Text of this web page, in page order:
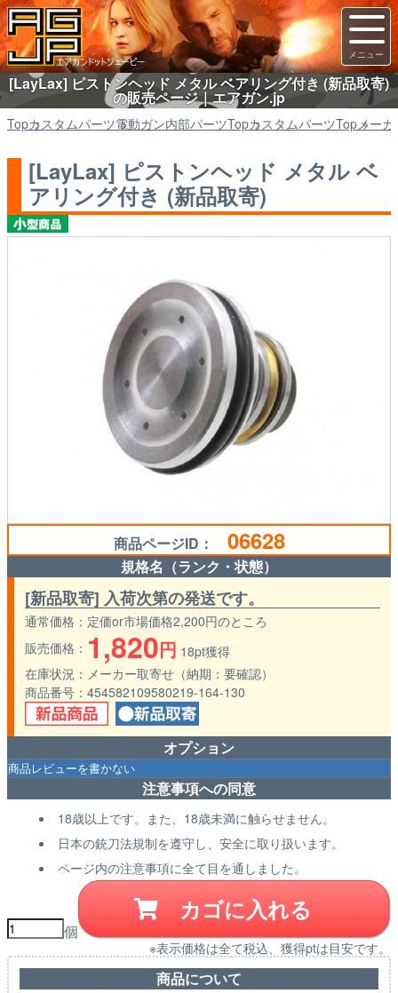
[LayLax] ピストンヘッド メタル ベアリング付き (新品取寄)
の販売ページ｜エアガン.jp
Topカスタムパーツ電動ガン内部パーツTopカスタムパーツTopメー
[LayLax] ピストンヘッド メタル ベ
アリング付き (新品取寄)
商品ページID： 06628
規格名（ランク・状態）
[新品取寄] 入荷次第の発送です。
通常価格
定価or市場価格2,200円のところ
販売価格
1,820円 18pt獲得
在庫状況
メーカー取寄せ（納期：要確認）
商品番号
454582109580219-164-130
オプション
注意事項への同意
18歳以上です。また、18歳未満に触らせません。
日本の銃刀法規制を遵守し、安全に取り扱います。
ページ内の注意事項に全て目を通しました。
個
カゴに入れる
※表示価格は全て税込、獲得ptは目安です。
商品について